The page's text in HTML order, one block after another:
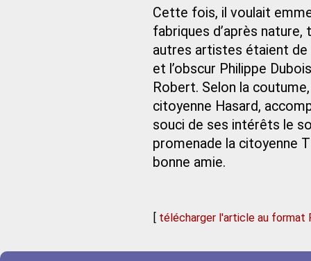
Cette fois, il voulait
fabriques d’après
autres artistes étaient de
et l’obscur Philippe
Robert. Selon la
citoyenne Hasard,
souci de ses intérêts le
promenade la citoyenne
bonne amie.
[ télécharger l'article au format